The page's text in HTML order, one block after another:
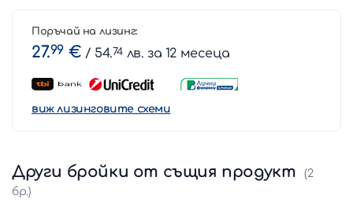
Поръчай на лизинг:
27.99 € / 54.74 лв. за 12 месеца
виж лизинговите схеми
Други бройки от същия продукт
(2
бр.)